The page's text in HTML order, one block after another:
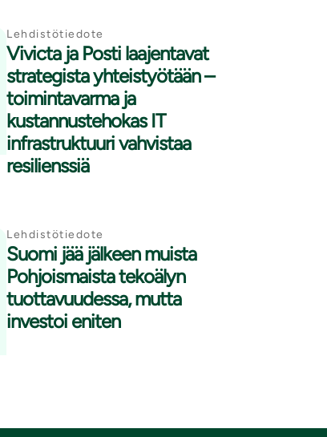
Lehdistötiedote
Vivicta ja Posti laajentavat
strategista yhteistyötään –
toimintavarma ja
kustannustehokas IT
infrastruktuuri vahvistaa
resilienssiä
Lehdistötiedote
Suomi jää jälkeen muista
Pohjoismaista tekoälyn
tuottavuudessa, mutta
investoi eniten